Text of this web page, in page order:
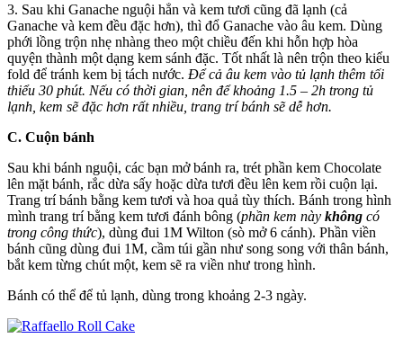
3. Sau khi Ganache nguội hẳn và kem tươi cũng đã lạnh (cả
Ganache và kem đều đặc hơn), thì đổ Ganache vào âu kem. Dùng
phới lồng trộn nhẹ nhàng theo một chiều đến khi hỗn hợp hòa
quyện thành một dạng kem sánh đặc. Tốt nhất là nên trộn theo kiểu
fold để tránh kem bị tách nước. Để cả âu kem vào tủ lạnh thêm tối
thiểu 30 phút. Nếu có thời gian, nên để khoảng 1.5 – 2h trong tủ
lạnh, kem sẽ đặc hơn rất nhiều, trang trí bánh sẽ dễ hơn.
C. Cuộn bánh
Sau khi bánh nguội, các bạn mở bánh ra, trét phần kem Chocolate
lên mặt bánh, rắc dừa sấy hoặc dừa tươi đều lên kem rồi cuộn lại.
Trang trí bánh bằng kem tươi và hoa quả tùy thích. Bánh trong hình
mình trang trí bằng kem tươi đánh bông (phần kem này không có
trong công thức), dùng đui 1M Wilton (sò mở 6 cánh). Phần viền
bánh cũng dùng đui 1M, cầm túi gần như song song với thân bánh,
bắt kem từng chút một, kem sẽ ra viền như trong hình.
Bánh có thể để tủ lạnh, dùng trong khoảng 2-3 ngày.